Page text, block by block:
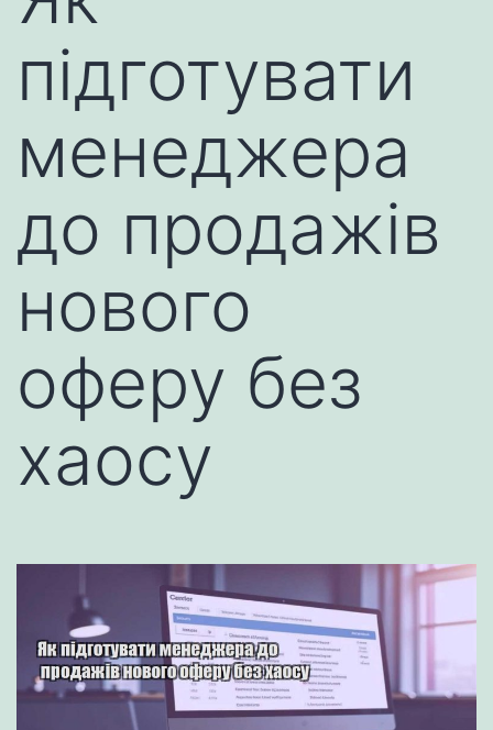
підготувати
менеджера
до продажів
нового
оферу без
хаосу